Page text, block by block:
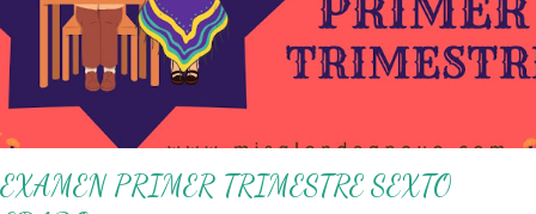
espacio. En esta Primera Sesión Ordinaria se les invita a que
reflexionen y acuerden posibles acciones a realizar colaborativamente
en la escuela y con la comunidad, a fin de atender las problemáticas
identificadas. Compañeros docentes en est...
EXAMEN PRIMER TRIMESTRE SEXTO